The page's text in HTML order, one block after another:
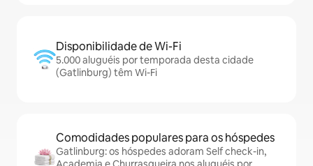
Disponibilidade de Wi-Fi
5.000 aluguéis por temporada desta cidade
(Gatlinburg) têm Wi-Fi
Comodidades populares para os hóspedes
Gatlinburg: os hóspedes adoram Self check-in,